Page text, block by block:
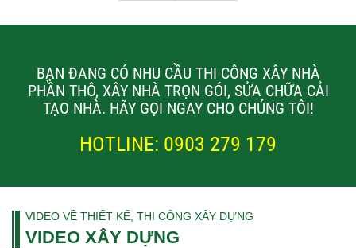
BẠN ĐANG CÓ NHU CẦU THI CÔNG XÂY NHÀ
PHẦN THÔ, XÂY NHÀ TRỌN GÓI, SỬA CHỮA CẢI
TẠO NHÀ. HÃY GỌI NGAY CHO CHÚNG TÔI!
HOTLINE: 0903 279 179
VIDEO VỀ THIẾT KẾ, THI CÔNG XÂY DỰNG
VIDEO XÂY DỰNG